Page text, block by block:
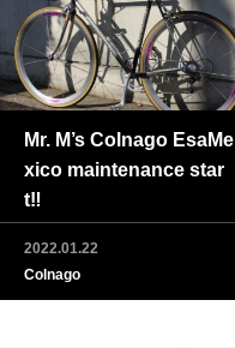
Mr. M’s Colnago EsaMe
xico maintenance star
t‼
2022.01.22
Colnago